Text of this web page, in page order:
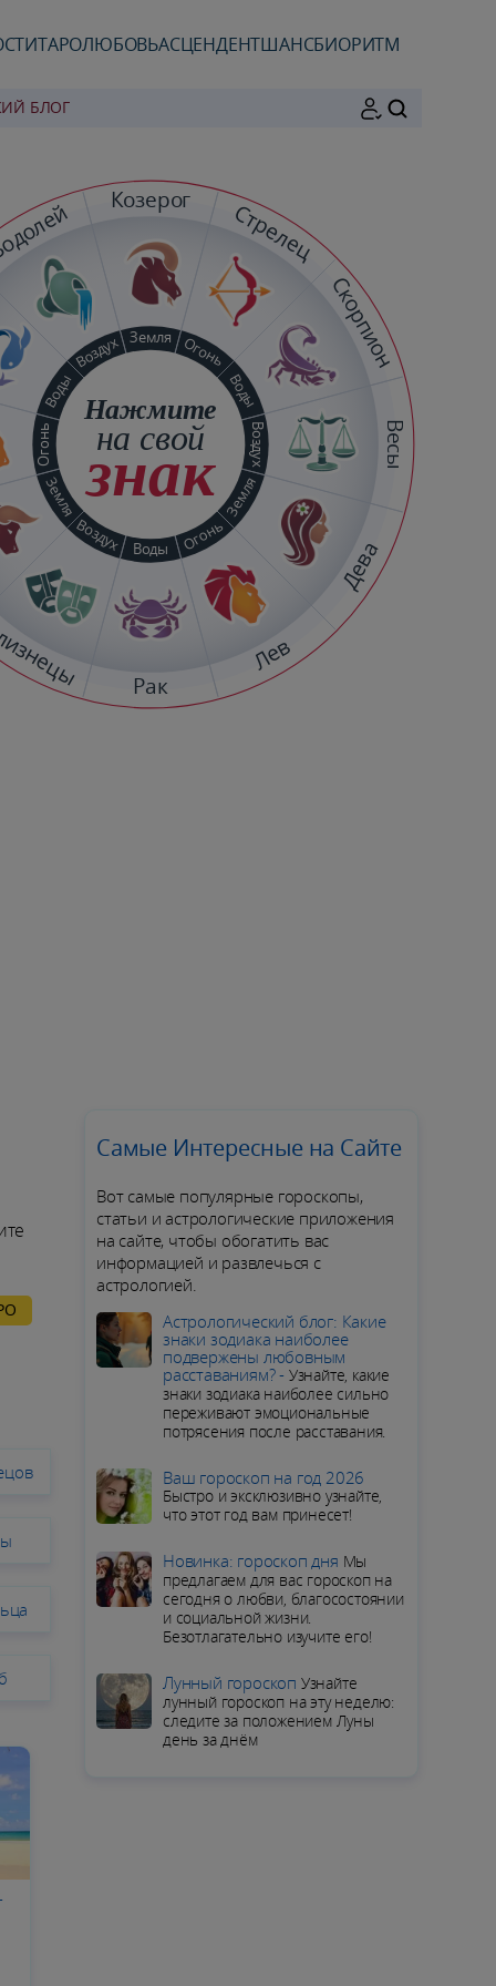
ТАРОЛЮБОВЬАСЦЕНДЕНТШАНСБИОРИТМ
БЛОГ
Рак
Лев
Дева
Весы
Скорпион
Стрелец
Козерог
Огонь
Земля
Воздух Воды Огонь
Земля
Воздух
Воды
Огонь
Земля
Воздух
Воды Нажмите
на свой
знак
Самые Интересные на Сайте
Вот самые популярные гороскопы,
статьи и астрологические приложения
на сайте, чтобы обогатить вас
информацией и развлечься с
астрологией.
Aстрологический блог: Какие
знаки зодиака наиболее
подвержены любовным
расставаниям? - Узнайте, какие
знаки зодиака наиболее сильно
переживают эмоциональные
потрясения после расставания.
Ваш гороскоп на год 2026
Быстро и эксклюзивно узнайте,
что этот год вам принесет!
Новинка: гороскоп дня Мы
предлагаем для вас гороскоп на
сегодня о любви, благосостоянии
и социальной жизни.
Безотлагательно изучите его!
Лунный гороскоп Узнайте
лунный гороскоп на эту неделю:
следите за положением Луны
день за днём